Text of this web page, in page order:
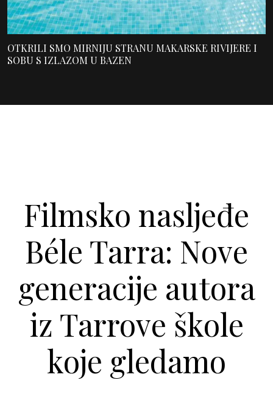
OTKRILI SMO MIRNIJU STRANU MAKARSKE RIVIJERE I
SOBU S IZLAZOM U BAZEN
Filmsko nasljeđe
Béle Tarra: Nove
generacije autora
iz Tarrove škole
koje gledamo